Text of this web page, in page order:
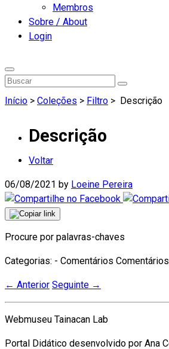
Membros
Sobre / About
Login
Início > Coleções > Filtro > Descrição
Descrição
Voltar
06/08/2021 by Loeine Pereira
Procure por palavras-chaves
Categorias: - Comentários
← Anterior Seguinte →
Webmuseu Tainacan Lab
Portal Didático desenvolvido por Ana